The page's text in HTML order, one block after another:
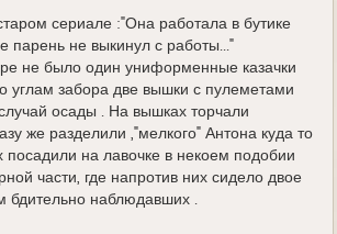
сериале :"Она работала в бутике
парень не выкинул с работы..."
не было один униформенные казачки
углам забора две вышки с пулеметами
осады . На вышках торчали
же разделили ,"мелкого" Антона куда то
посадили на лавочке в некоем подобии
части, где напротив них сидело двое
бдительно наблюдавших .